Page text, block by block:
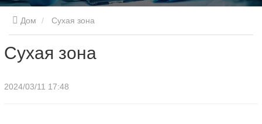
Дом Сухая зона
Сухая зона
2024/03/11 17:48